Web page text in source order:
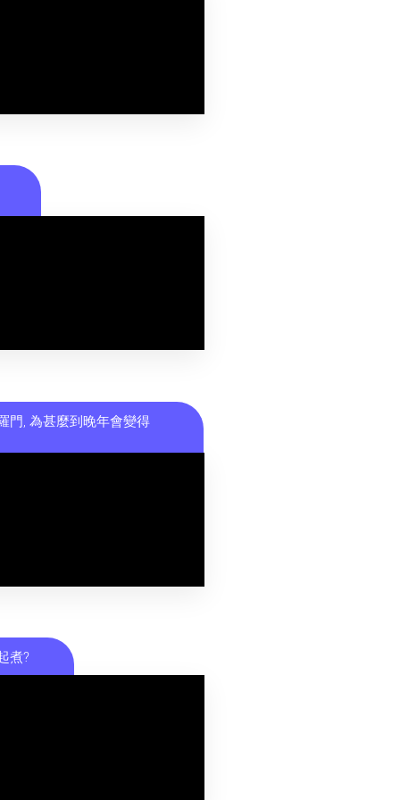
門, 為甚麼到晚年會變得
煮?